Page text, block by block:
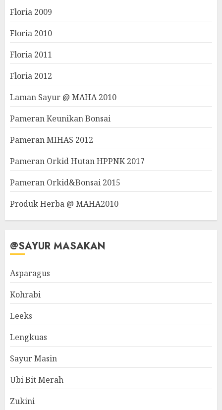
Floria 2009
Floria 2010
Floria 2011
Floria 2012
Laman Sayur @ MAHA 2010
Pameran Keunikan Bonsai
Pameran MIHAS 2012
Pameran Orkid Hutan HPPNK 2017
Pameran Orkid&Bonsai 2015
Produk Herba @ MAHA2010
@SAYUR MASAKAN
Asparagus
Kohrabi
Leeks
Lengkuas
Sayur Masin
Ubi Bit Merah
Zukini